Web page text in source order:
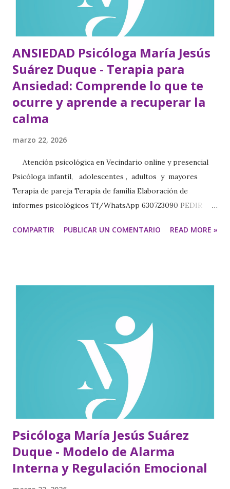
un sistema de alarma que: Detecta pensami...
ANSIEDAD Psicóloga María Jesús
Suárez Duque - Terapia para
Ansiedad: Comprende lo que te
ocurre y aprende a recuperar la
calma
marzo 22, 2026
Atención psicológica en Vecindario online y presencial
Psicóloga infantil, adolescentes , adultos y mayores
Terapia de pareja Terapia de familia Elaboración de
informes psicológicos Tf/WhatsApp 630723090 PEDIR
https://psicologamariajesus.com/ Terapia para la
Dificultad para relajarte Sensación de que “algo malo va a
pasar” Necesidad de controlar lo que ocurre Si te ocurre
esto, es importante que sepas algo: La ansiedad no
aparece porque sí Es una respuesta de tu sistema interno
intentando protegerte Cómo entiendo la ansiedad Desde
COMPARTIR PUBLICAR UN COMENTARIO READ MORE »
Psicóloga María Jesús Suárez
Duque - Modelo de Alarma
Interna y Regulación Emocional